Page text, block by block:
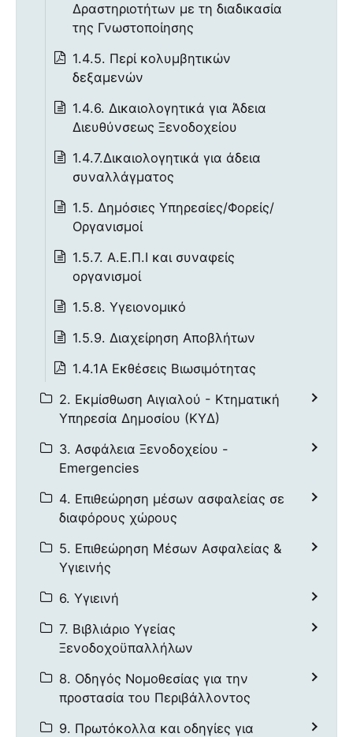
Δραστηριοτήτων με τη διαδικασία
της Γνωστοποίησης
1.4.5. Περί κολυμβητικών
δεξαμενών
1.4.6. Δικαιολογητικά για Άδεια
Διευθύνσεως Ξενοδοχείου
1.4.7.Δικαιολογητικά για άδεια
συναλλάγματος
1.5. Δημόσιες Υπηρεσίες/Φορείς/
Οργανισμοί
1.5.7. Α.Ε.Π.Ι και συναφείς
οργανισμοί
1.5.8. Υγειονομικό
1.5.9. Διαχείρηση Αποβλήτων
1.4.1Α Εκθέσεις Βιωσιμότητας
2. Εκμίσθωση Αιγιαλού - Κτηματική
Υπηρεσία Δημοσίου (ΚΥΔ)
3. Ασφάλεια Ξενοδοχείου -
Emergencies
4. Επιθεώρηση μέσων ασφαλείας σε
διαφόρους χώρους
5. Επιθεώρηση Μέσων Ασφαλείας &
Υγιεινής
6. Υγιεινή
7. Βιβλιάριο Υγείας
Ξενοδοχοϋπαλλήλων
8. Οδηγός Νομοθεσίας για την
προστασία του Περιβάλλοντος
9. Πρωτόκολλα και οδηγίες για